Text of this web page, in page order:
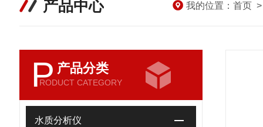
产品中心 我的位置： 首页
P 产品分类
RODUCT CATEGORY
水质分析仪